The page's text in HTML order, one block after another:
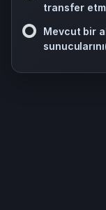
transfer
Mevcut bir